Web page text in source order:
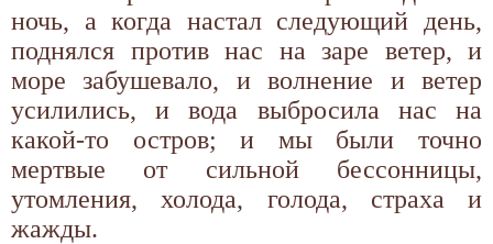
ночь, а когда настал следующий день,
поднялся против нас на заре ветер, и
море забушевало, и волнение и ветер
усилились, и вода выбросила нас на
какой-то остров; и мы были точно
мертвые от сильной бессонницы,
утомления, холода, голода, страха и
жажды.